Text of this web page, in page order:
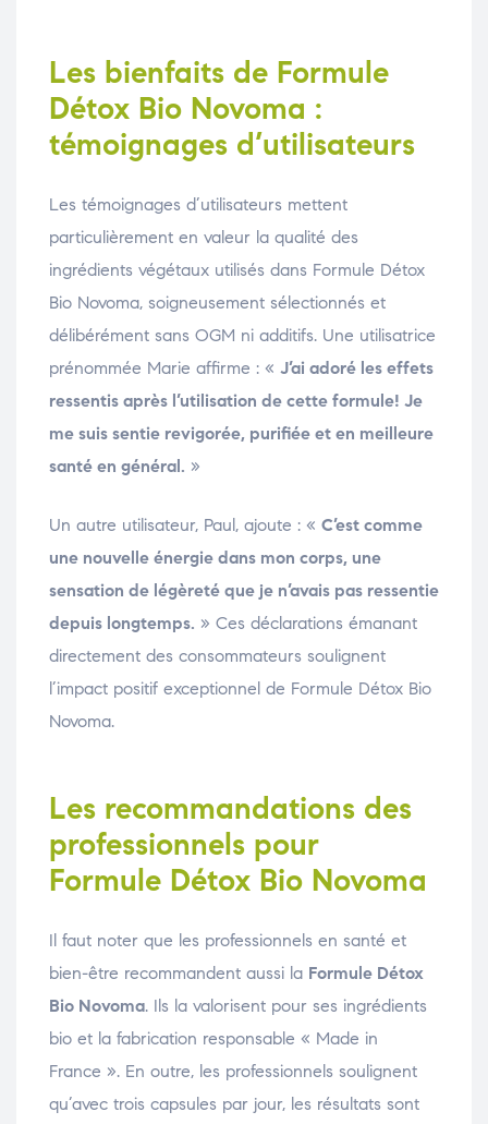
Les bienfaits de Formule
Détox Bio Novoma :
témoignages d’utilisateurs
Les témoignages d’utilisateurs mettent
particulièrement en valeur la qualité des
ingrédients végétaux utilisés dans Formule Détox
Bio Novoma, soigneusement sélectionnés et
délibérément sans OGM ni additifs. Une utilisatrice
prénommée Marie affirme : « J’ai adoré les effets
ressentis après l’utilisation de cette formule! Je
me suis sentie revigorée, purifiée et en meilleure
santé en général. »
Un autre utilisateur, Paul, ajoute : « C’est comme
une nouvelle énergie dans mon corps, une
sensation de légèreté que je n’avais pas ressentie
depuis longtemps. » Ces déclarations émanant
directement des consommateurs soulignent
l’impact positif exceptionnel de Formule Détox Bio
Novoma.
Les recommandations des
professionnels pour
Formule Détox Bio Novoma
Il faut noter que les professionnels en santé et
bien-être recommandent aussi la Formule Détox
Bio Novoma. Ils la valorisent pour ses ingrédients
bio et la fabrication responsable « Made in
France ». En outre, les professionnels soulignent
qu’avec trois capsules par jour, les résultats sont